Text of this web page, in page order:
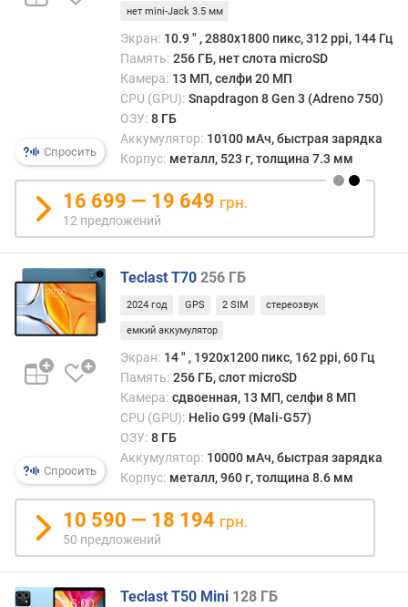
с
х
л
а
ж
д
е
н
и
я
i
l
f
e
(
E
x
t
Спросить
нет mini-Jack 3.5 мм
Экран: 10.9 ″ , 2880x1800 пикс, 312 ppi, 144 Гц
Память: 256 ГБ, нет слота microSD
Камера: 13 МП, селфи 20 МП
CPU (GPU): Snapdragon 8 Gen 3 (Adreno 750)
ОЗУ: 8 ГБ
Аккумулятор: 10100 мАч, быстрая зарядка
Корпус: металл, 523 г, толщина 7.3 мм
16 699 — 19 649 грн.
12 предложений
Спросить
Teclast T70 256 ГБ
2024 год GPS 2 SIM стереозвук
емкий аккумулятор
Экран: 14 ″ , 1920x1200 пикс, 162 ppi, 60 Гц
Память: 256 ГБ, слот microSD
Камера: сдвоенная, 13 МП, селфи 8 МП
CPU (GPU): Helio G99 (Mali-G57)
ОЗУ: 8 ГБ
Аккумулятор: 10000 мАч, быстрая зарядка
Корпус: металл, 960 г, толщина 8.6 мм
10 590 — 18 194 грн.
50 предложений
Teclast T50 Mini 128 ГБ